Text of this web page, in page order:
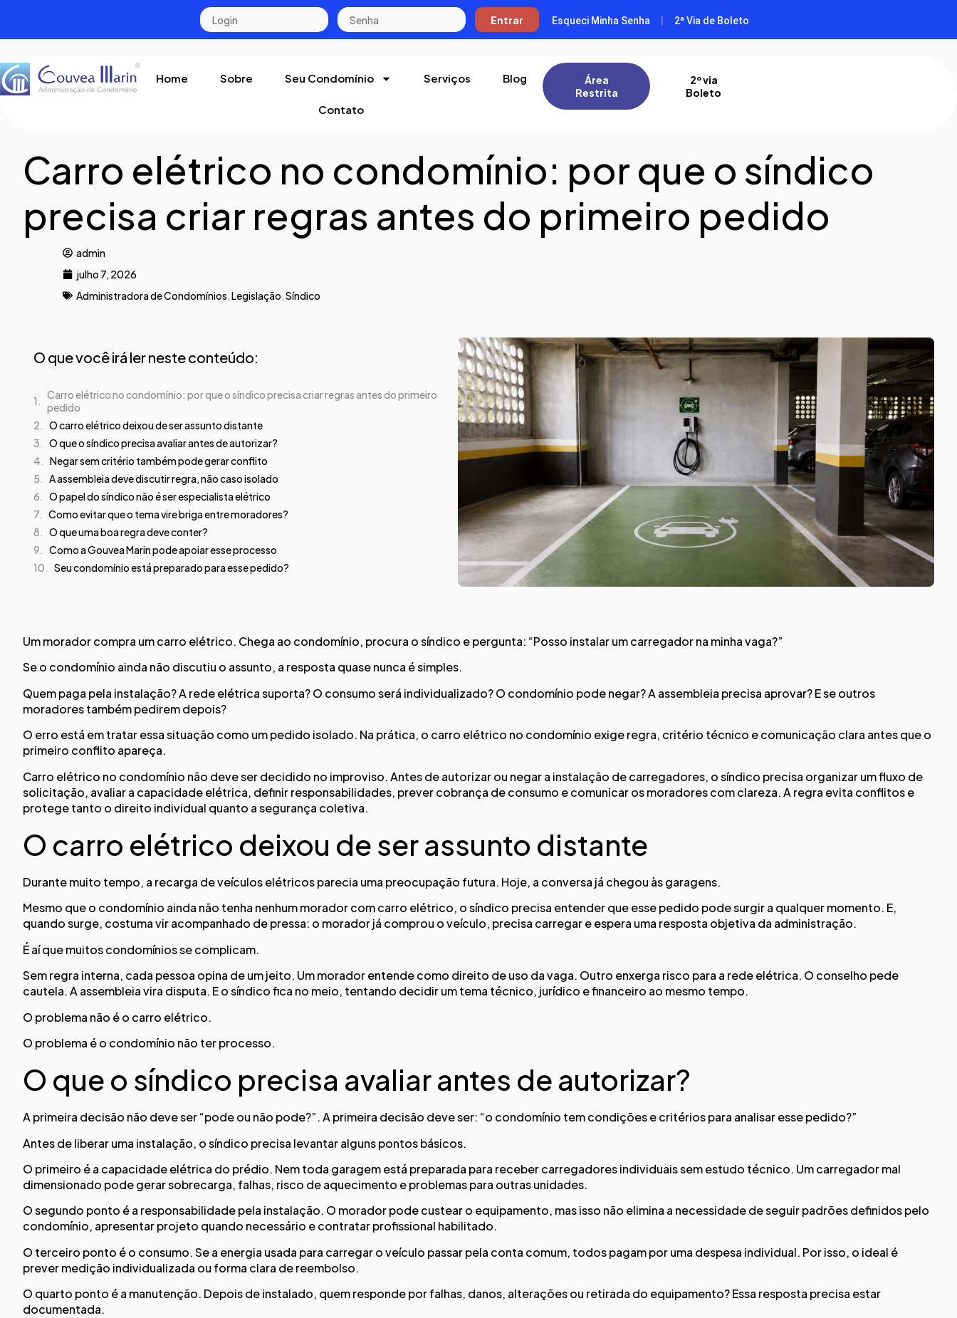
Entrar Esqueci Minha Senha | 2ª Via de Boleto
Home Sobre Seu Condomínio Serviços Blog
Contato
Área
Restrita
2º via
Boleto
Carro elétrico no condomínio: por que o síndico
precisa criar regras antes do primeiro pedido
admin
julho 7, 2026
Administradora de Condomínios,Legislação,Síndico
O que você irá ler neste conteúdo:
Carro elétrico no condomínio: por que o síndico precisa criar regras antes do primeiro
pedido
O carro elétrico deixou de ser assunto distante
O que o síndico precisa avaliar antes de autorizar?
Negar sem critério também pode gerar conflito
A assembleia deve discutir regra, não caso isolado
O papel do síndico não é ser especialista elétrico
Como evitar que o tema vire briga entre moradores?
O que uma boa regra deve conter?
Como a Gouvea Marin pode apoiar esse processo
Seu condomínio está preparado para esse pedido?
Um morador compra um carro elétrico. Chega ao condomínio, procura o síndico e pergunta: “Posso instalar um carregador na minha vaga?”
Se o condomínio ainda não discutiu o assunto, a resposta quase nunca é simples.
Quem paga pela instalação? A rede elétrica suporta? O consumo será individualizado? O condomínio pode negar? A assembleia precisa aprovar? E se outros
moradores também pedirem depois?
O erro está em tratar essa situação como um pedido isolado. Na prática, o carro elétrico no condomínio exige regra, critério técnico e comunicação clara antes que o
primeiro conflito apareça.
Carro elétrico no condomínio não deve ser decidido no improviso. Antes de autorizar ou negar a instalação de carregadores, o síndico precisa organizar um fluxo de
solicitação, avaliar a capacidade elétrica, definir responsabilidades, prever cobrança de consumo e comunicar os moradores com clareza. A regra evita conflitos e
protege tanto o direito individual quanto a segurança coletiva.
O carro elétrico deixou de ser assunto distante
Durante muito tempo, a recarga de veículos elétricos parecia uma preocupação futura. Hoje, a conversa já chegou às garagens.
Mesmo que o condomínio ainda não tenha nenhum morador com carro elétrico, o síndico precisa entender que esse pedido pode surgir a qualquer momento. E,
quando surge, costuma vir acompanhado de pressa: o morador já comprou o veículo, precisa carregar e espera uma resposta objetiva da administração.
É aí que muitos condomínios se complicam.
Sem regra interna, cada pessoa opina de um jeito. Um morador entende como direito de uso da vaga. Outro enxerga risco para a rede elétrica. O conselho pede
cautela. A assembleia vira disputa. E o síndico fica no meio, tentando decidir um tema técnico, jurídico e financeiro ao mesmo tempo.
O problema não é o carro elétrico.
O problema é o condomínio não ter processo.
O que o síndico precisa avaliar antes de autorizar?
A primeira decisão não deve ser “pode ou não pode?”. A primeira decisão deve ser: “o condomínio tem condições e critérios para analisar esse pedido?”
Antes de liberar uma instalação, o síndico precisa levantar alguns pontos básicos.
O primeiro é a capacidade elétrica do prédio. Nem toda garagem está preparada para receber carregadores individuais sem estudo técnico. Um carregador mal
dimensionado pode gerar sobrecarga, falhas, risco de aquecimento e problemas para outras unidades.
O segundo ponto é a responsabilidade pela instalação. O morador pode custear o equipamento, mas isso não elimina a necessidade de seguir padrões definidos pelo
condomínio, apresentar projeto quando necessário e contratar profissional habilitado.
O terceiro ponto é o consumo. Se a energia usada para carregar o veículo passar pela conta comum, todos pagam por uma despesa individual. Por isso, o ideal é
prever medição individualizada ou forma clara de reembolso.
O quarto ponto é a manutenção. Depois de instalado, quem responde por falhas, danos, alterações ou retirada do equipamento? Essa resposta precisa estar
documentada.